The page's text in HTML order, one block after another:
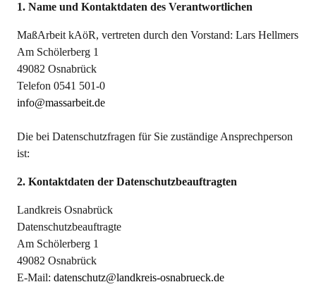
1. Name und Kontaktdaten des Verantwortlichen
MaßArbeit kAöR, vertreten durch den Vorstand: Lars Hellmers
Am Schölerberg 1
49082 Osnabrück
Telefon 0541 501-0
info@massarbeit.de
Die bei Datenschutzfragen für Sie zuständige Ansprechperson
ist:
2. Kontaktdaten der Datenschutzbeauftragten
Landkreis Osnabrück
Datenschutzbeauftragte
Am Schölerberg 1
49082 Osnabrück
E-Mail: datenschutz@landkreis-osnabrueck.de